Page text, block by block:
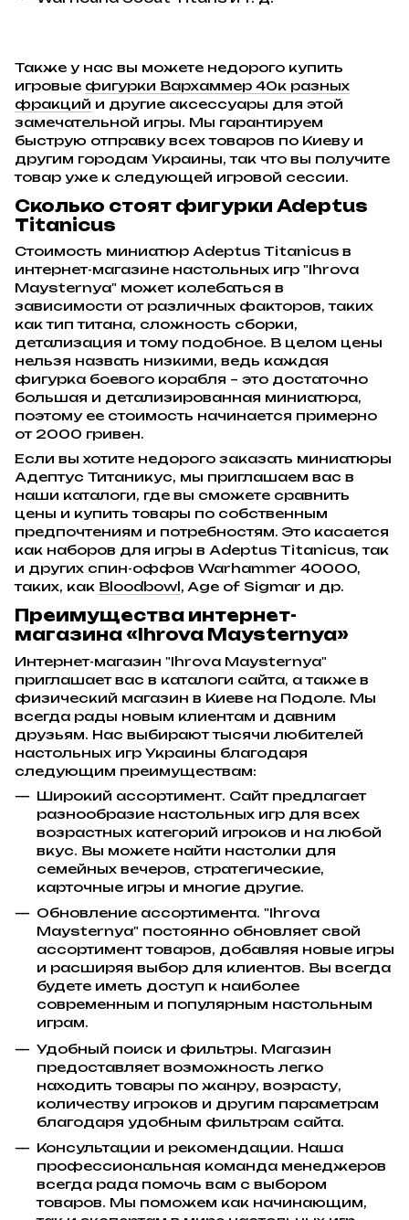
Также у нас вы можете недорого купить
игровые фигурки Вархаммер 40к разных
фракций и другие аксессуары для этой
замечательной игры. Мы гарантируем
быструю отправку всех товаров по Киеву и
другим городам Украины, так что вы получите
товар уже к следующей игровой сессии.
Сколько стоят фигурки Adeptus
Titanicus
Стоимость миниатюр Adeptus Titanicus в
интернет-магазине настольных игр "Ihrova
Maysternya" может колебаться в
зависимости от различных факторов, таких
как тип титана, сложность сборки,
детализация и тому подобное. В целом цены
нельзя назвать низкими, ведь каждая
фигурка боевого корабля – это достаточно
большая и детализированная миниатюра,
поэтому ее стоимость начинается примерно
от 2000 гривен.
Если вы хотите недорого заказать миниатюры
Адептус Титаникус, мы приглашаем вас в
наши каталоги, где вы сможете сравнить
цены и купить товары по собственным
предпочтениям и потребностям. Это касается
как наборов для игры в Adeptus Titanicus, так
и других спин-оффов Warhammer 40000,
таких, как Bloodbowl, Age of Sigmar и др.
Преимущества интернет-
магазина «Ihrova Maysternya»
Интернет-магазин "Ihrova Maysternya"
приглашает вас в каталоги сайта, а также в
физический магазин в Киеве на Подоле. Мы
всегда рады новым клиентам и давним
друзьям. Нас выбирают тысячи любителей
настольных игр Украины благодаря
следующим преимуществам:
Широкий ассортимент. Сайт предлагает
разнообразие настольных игр для всех
возрастных категорий игроков и на любой
вкус. Вы можете найти настолки для
семейных вечеров, стратегические,
карточные игры и многие другие.
Обновление ассортимента. "Ihrova
Maysternya" постоянно обновляет свой
ассортимент товаров, добавляя новые игры
и расширяя выбор для клиентов. Вы всегда
будете иметь доступ к наиболее
современным и популярным настольным
играм.
Удобный поиск и фильтры. Магазин
предоставляет возможность легко
находить товары по жанру, возрасту,
количеству игроков и другим параметрам
благодаря удобным фильтрам сайта.
Консультации и рекомендации. Наша
профессиональная команда менеджеров
всегда рада помочь вам с выбором
товаров. Мы поможем как начинающим,